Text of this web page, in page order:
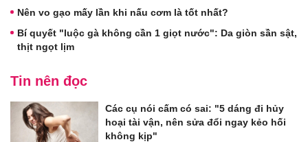
Nên vo gạo mấy lần khi nấu cơm là tốt nhất?
Bí quyết "luộc gà không cần 1 giọt nước": Da giòn sần sật,
thịt ngọt lịm
Tin nên đọc
Các cụ nói cấm có sai: "5 dáng đi hủy
hoại tài vận, nên sửa đổi ngay kẻo hối
không kịp"